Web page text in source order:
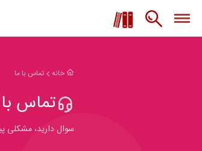
خانه تماس با ما
تماس
سوال دارید، مشکلی